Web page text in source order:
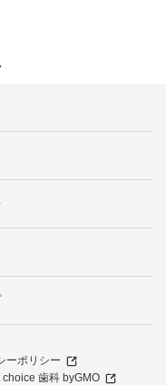
ーポリシー
choice 歯科 byGMO